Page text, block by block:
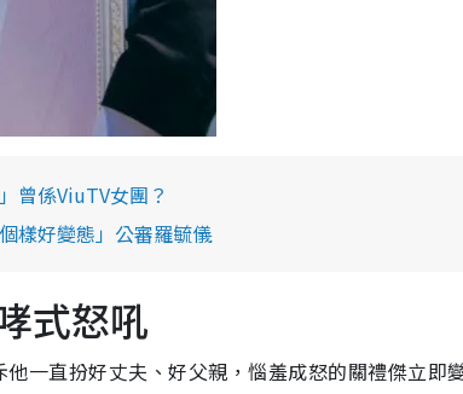
曾係ViuTV女團？
樣好變態」公審羅毓儀
式怒吼
一直扮好丈夫、好父親，惱羞成怒的關禮傑立即